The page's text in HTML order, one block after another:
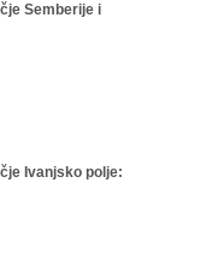
Semberije i
Ivanjsko polje: